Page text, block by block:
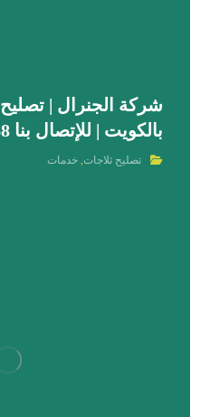
شركة الجنرال | تصليح
بالكويت | للإتصال بنا 96010068
تصليح ثلاجات,خدمات